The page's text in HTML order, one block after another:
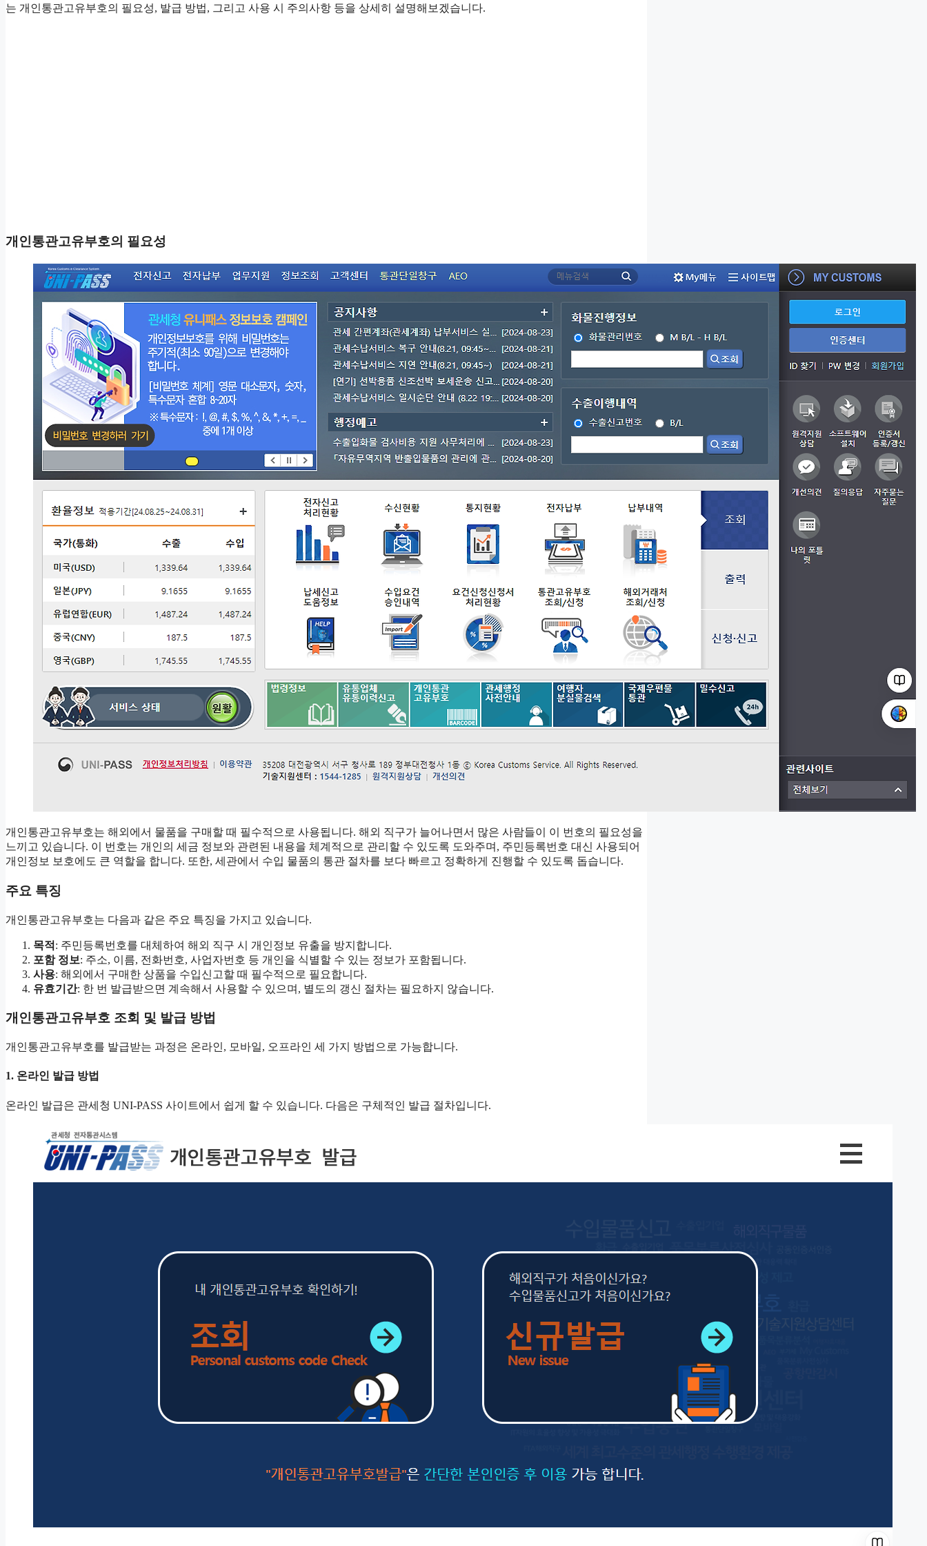
는 개인통관고유부호의 필요성, 발급 방법, 그리고 사용 시 주의사항 등을 상세히 설명해보겠습니다.
개인통관고유부호의 필요성
개인통관고유부호는 해외에서 물품을 구매할 때 필수적으로 사용됩니다. 해외 직구가 늘어나면서 많은 사람들이 이 번호의 필요성을
느끼고 있습니다. 이 번호는 개인의 세금 정보와 관련된 내용을 체계적으로 관리할 수 있도록 도와주며, 주민등록번호 대신 사용되어
개인정보 보호에도 큰 역할을 합니다. 또한, 세관에서 수입 물품의 통관 절차를 보다 빠르고 정확하게 진행할 수 있도록 돕습니다.
주요 특징
개인통관고유부호는 다음과 같은 주요 특징을 가지고 있습니다.
목적 : 주민등록번호를 대체하여 해외 직구 시 개인정보 유출을 방지합니다.
포함 정보: 주소, 이름, 전화번호, 사업자번호 등 개인을 식별할 수 있는 정보가 포함됩니다.
사용: 해외에서 구매한 상품을 수입신고할 때 필수적으로 필요합니다.
유효기간: 한 번 발급받으면 계속해서 사용할 수 있으며, 별도의 갱신 절차는 필요하지 않습니다.
개인통관고유부호 조회 및 발급 방법
개인통관고유부호를 발급받는 과정은 온라인, 모바일, 오프라인 세 가지 방법으로 가능합니다.
1. 온라인 발급 방법
온라인 발급은 관세청 UNI-PASS 사이트에서 쉽게 할 수 있습니다. 다음은 구체적인 발급 절차입니다.